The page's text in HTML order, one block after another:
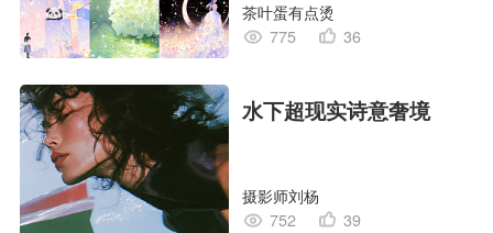
茶叶蛋有点烫
775
36
水下超现实诗意奢境
摄影师刘杨
752
39